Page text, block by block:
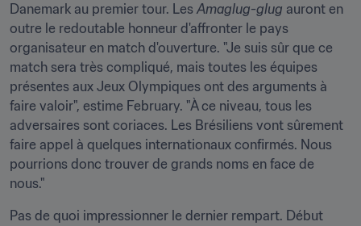
Danemark au premier tour. Les Amaglug-glug auront en
outre le redoutable honneur d'affronter le pays
organisateur en match d'ouverture. "Je suis sûr que ce
match sera très compliqué, mais toutes les équipes
présentes aux Jeux Olympiques ont des arguments à
faire valoir", estime February. "À ce niveau, tous les
adversaires sont coriaces. Les Brésiliens vont sûrement
faire appel à quelques internationaux confirmés. Nous
pourrions donc trouver de grands noms en face de
nous."
Pas de quoi impressionner le dernier rempart. Début